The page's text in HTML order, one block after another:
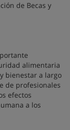
de Becas y
alimentaria
bienestar a largo
de profesionales
efectos
a los